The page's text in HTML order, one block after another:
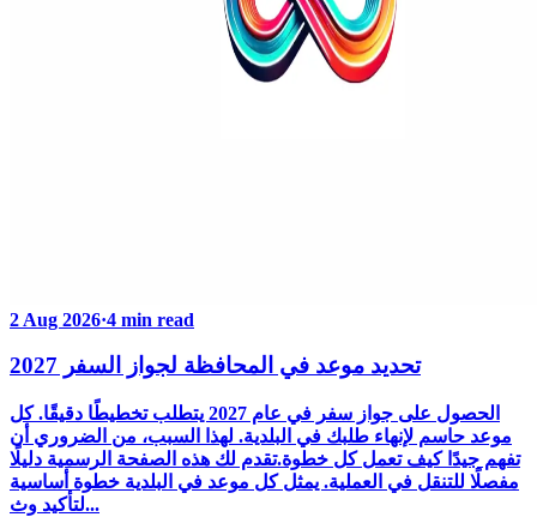
2 Aug 2026·4 min read
تحديد موعد في المحافظة لجواز السفر 2027
الحصول على جواز سفر في عام 2027 يتطلب تخطيطًا دقيقًا. كل
موعد حاسم لإنهاء طلبك في البلدية. لهذا السبب، من الضروري أن
تفهم جيدًا كيف تعمل كل خطوة.تقدم لك هذه الصفحة الرسمية دليلًا
مفصلًا للتنقل في العملية. يمثل كل موعد في البلدية خطوة أساسية
لتأكيد وث...